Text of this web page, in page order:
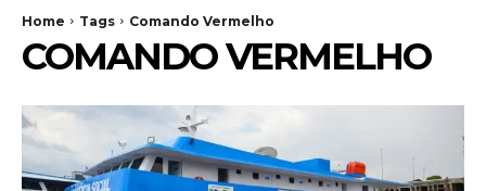
Home Tags Comando Vermelho
COMANDO VERMELHO